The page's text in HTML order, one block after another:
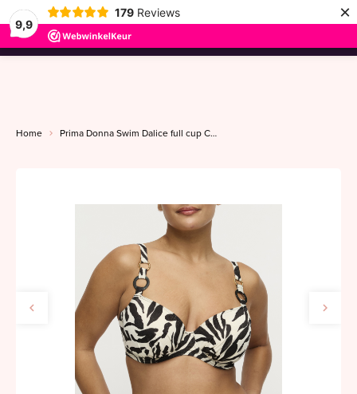
9,9
179 Reviews ×
menu
Home Prima Donna Swim Dalice full cup C-G sauvage shine